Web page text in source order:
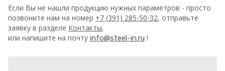
Если Вы не нашли продукцию нужных параметров - просто
позвоните нам на номер +7 (391) 285-50-32, отправьте
заявку в разделе Контакты,
или напишите на почту info@steel-in.ru !